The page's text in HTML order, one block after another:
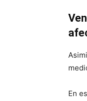
En